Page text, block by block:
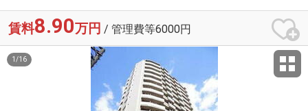
賃料8.90万円 / 管理費等6000円
1 /16